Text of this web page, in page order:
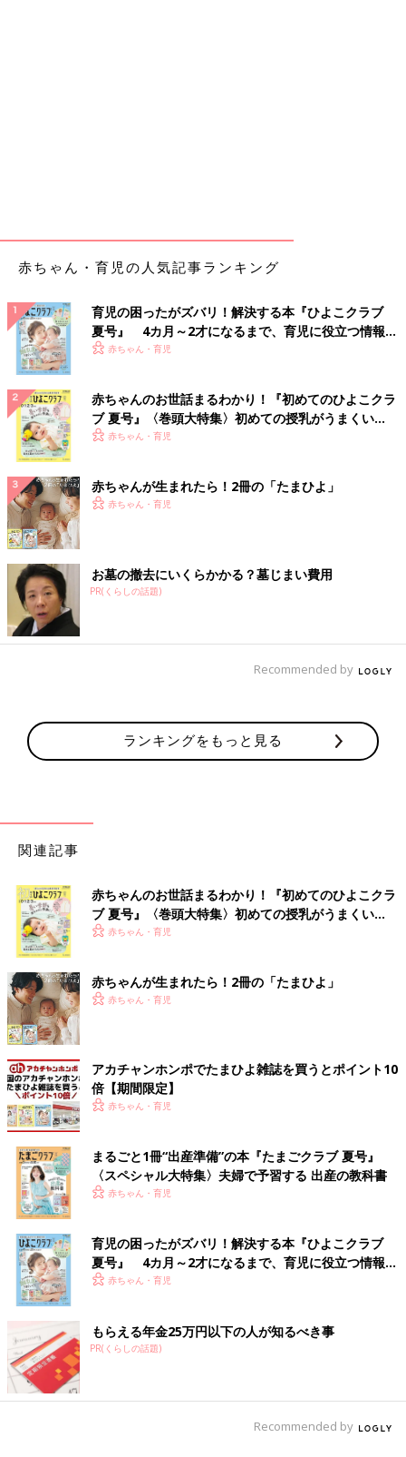
赤ちゃん・育児の人気記事ランキング
育児の困ったがズバリ！解決する本『ひよこクラブ
夏号』 4カ月～2才になるまで、育児に役立つ情報が
いっぱい！
赤ちゃん・育児
赤ちゃんのお世話まるわかり！『初めてのひよこクラ
ブ 夏号』〈巻頭大特集〉初めての授乳がうまくい
く！ おっぱい・ミルクの基本と夏のトラブル 解決テ
赤ちゃん・育児
赤ちゃんが生まれたら！2冊の「たまひよ」
赤ちゃん・育児
お墓の撤去にいくらかかる？墓じまい費用
PR(くらしの話題)
Recommended by
ランキングをもっと見る
関連記事
赤ちゃんのお世話まるわかり！『初めてのひよこクラ
ブ 夏号』〈巻頭大特集〉初めての授乳がうまくい
く！ おっぱい・ミルクの基本と夏のトラブル 解決テ
赤ちゃん・育児
赤ちゃんが生まれたら！2冊の「たまひよ」
赤ちゃん・育児
アカチャンホンポでたまひよ雑誌を買うとポイント10
倍【期間限定】
赤ちゃん・育児
まるごと1冊“出産準備”の本『たまごクラブ 夏号』
〈スペシャル大特集〉夫婦で予習する 出産の教科書
赤ちゃん・育児
育児の困ったがズバリ！解決する本『ひよこクラブ
夏号』 4カ月～2才になるまで、育児に役立つ情報が
いっぱい！
赤ちゃん・育児
もらえる年金25万円以下の人が知るべき事
PR(くらしの話題)
Recommended by